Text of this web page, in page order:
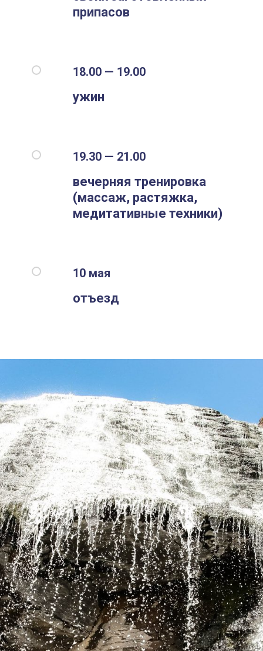
припасов
18.00 — 19.00
ужин
19.30 — 21.00
вечерняя тренировка
(массаж, растяжка,
медитативные техники)
10 мая
отъезд